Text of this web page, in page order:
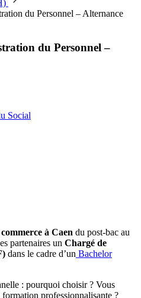
du Personnel – Alternance
du Personnel –
Social
commerce à Caen du post-bac au
partenaires un Chargé de
dans le cadre d’un Bachelor
: pourquoi choisir ? Vous
professionnalisante ?